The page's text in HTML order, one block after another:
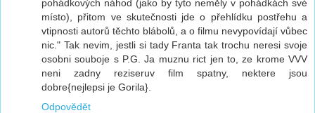
pohádkových náhod (jako by tyto neměly v pohádkách své
místo), přitom ve skutečnosti jde o přehlídku postřehu a
vtipnosti autorů těchto blábolů, a o filmu nevypovídají vůbec
nic." Tak nevim, jestli si tady Franta tak trochu neresi svoje
osobni souboje s P.G. Ja muznu rict jen to, ze krome VVV
neni zadny reziseruv film spatny, nektere jsou
dobre{nejlepsi je Gorila}.
Odpovědět